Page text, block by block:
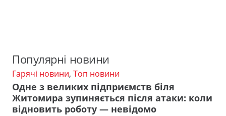
Популярні новини
Гарячі новини, Топ новини
Одне з великих підприємств біля
Житомира зупиняється після атаки: коли
відновить роботу — невідомо